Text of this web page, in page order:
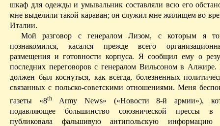
шкаф для одежды и умывальник составляли всю его
мне выделили такой караван; он служил мне жилищем во
Италии.
Мой разговор с генераломЛизом, с которым я
познакомился,касался прежде всего
размещения и готовности корпуса. Я сообщил ему о
последних переговоров с генералом Вильсоном в
должен был коснуться, как всегда, болезненных
связанных с польско-советскими отношениями.Меня
газеты «8th Army News» («Новости 8-й армии»),
подавляющее большинство союзнической прессы
публиковала фальшивую антипольскую